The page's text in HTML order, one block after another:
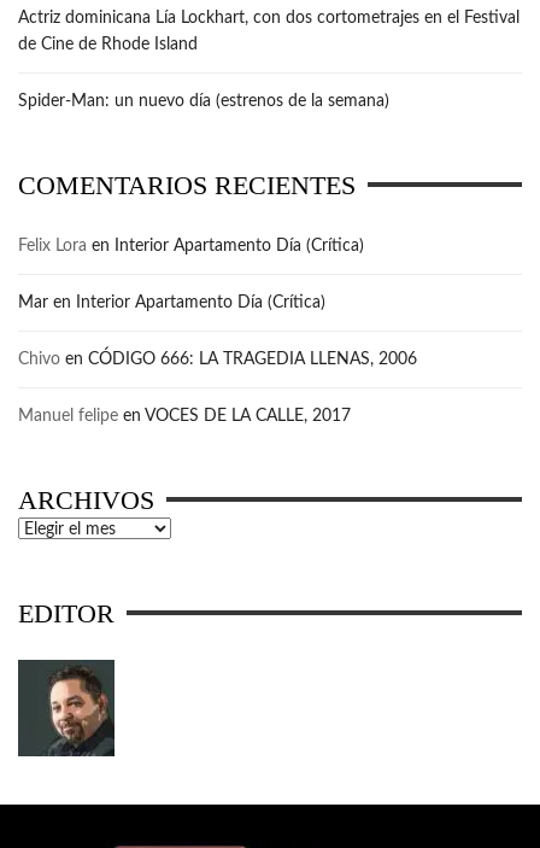
Actriz dominicana Lía Lockhart, con dos cortometrajes en el Festival
de Cine de Rhode Island
Spider-Man: un nuevo día (estrenos de la semana)
COMENTARIOS RECIENTES
Felix Lora en Interior Apartamento Día (Crítica)
Mar en Interior Apartamento Día (Crítica)
Chivo en CÓDIGO 666: LA TRAGEDIA LLENAS, 2006
Manuel felipe en VOCES DE LA CALLE, 2017
ARCHIVOS
Archivos
EDITOR